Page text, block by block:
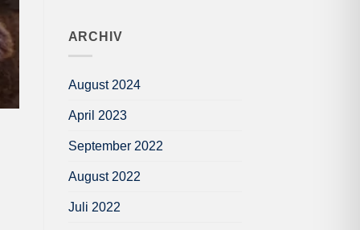
ARCHIV
August 2024
April 2023
September 2022
August 2022
Juli 2022